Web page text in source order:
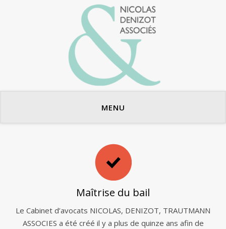
MENU
Maîtrise du bail
Le Cabinet d’avocats NICOLAS, DENIZOT, TRAUTMANN
ASSOCIES a été créé il y a plus de quinze ans afin de